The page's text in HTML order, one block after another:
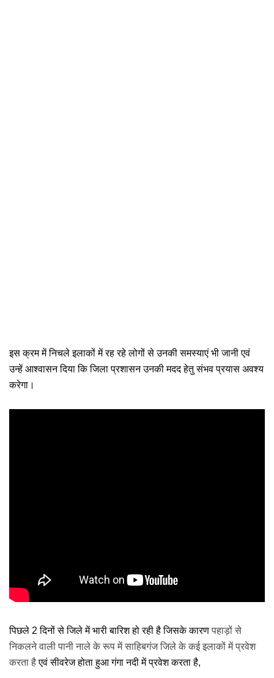
इस क्रम में निचले इलाकों में रह रहे लोगों से उनकी समस्याएं भी जानी एवं
उन्हें आश्वासन दिया कि जिला प्रशासन उनकी मदद हेतु संभव प्रयास अवश्य
करेगा।
पिछले 2 दिनों से जिले में भारी बारिश हो रही है जिसके कारण पहाड़ों से
निकलने वाली पानी नाले के रूप में साहिबगंज जिले के कई इलाकों में प्रवेश
करता है एवं सीवरेज होता हुआ गंगा नदी में प्रवेश करता है,